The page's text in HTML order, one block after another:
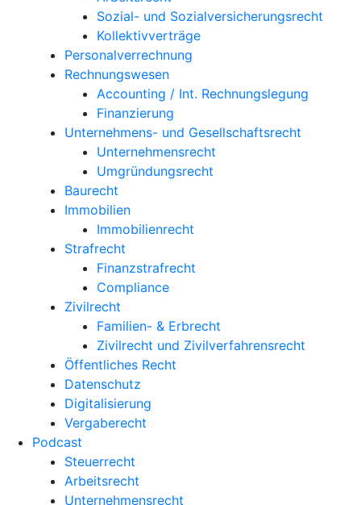
Sozial- und Sozialversicherungsrecht
Kollektivverträge
Personalverrechnung
Rechnungswesen
Accounting / Int. Rechnungslegung
Finanzierung
Unternehmens- und Gesellschaftsrecht
Unternehmensrecht
Umgründungsrecht
Baurecht
Immobilien
Immobilienrecht
Strafrecht
Finanzstrafrecht
Compliance
Zivilrecht
Familien- & Erbrecht
Zivilrecht und Zivilverfahrensrecht
Öffentliches Recht
Datenschutz
Digitalisierung
Vergaberecht
Podcast
Steuerrecht
Arbeitsrecht
Unternehmens­recht